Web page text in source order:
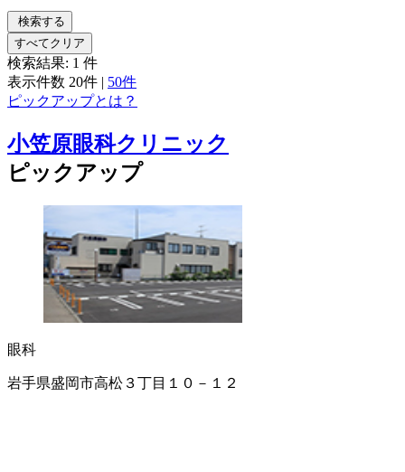
検索する
すべてクリア
検索結果: 1 件
表示件数 20件 | 50件
ピックアップとは？
小笠原眼科クリニック
ピックアップ
眼科
岩手県盛岡市高松３丁目１０－１２